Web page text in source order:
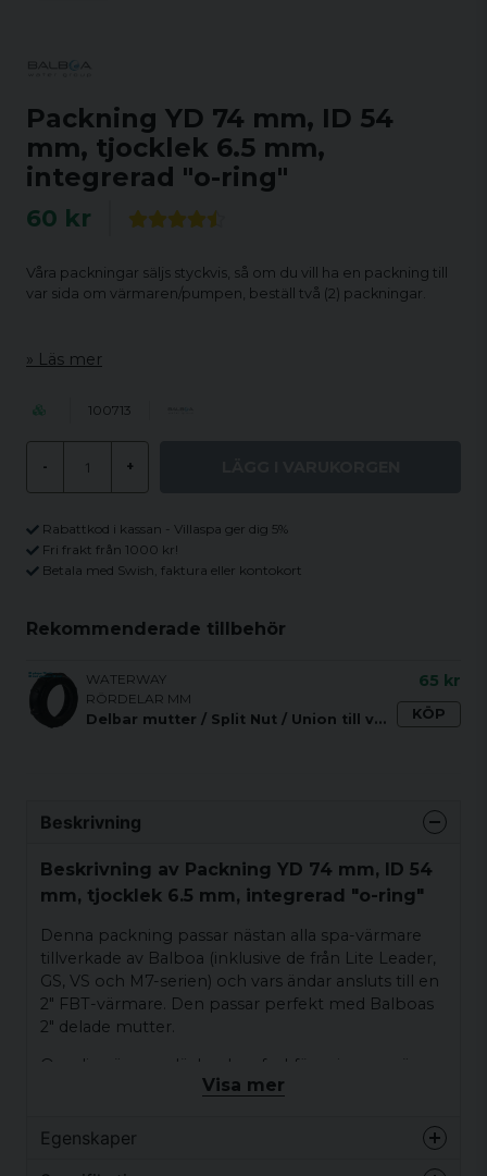
Packning YD 74 mm, ID 54
mm, tjocklek 6.5 mm,
integrerad "o-ring"
60 kr
Våra packningar säljs styckvis, så om du vill ha en packning till
var sida om värmaren/pumpen, beställ två (2) packningar.
Läs mer
100713
- +
Rabattkod i kassan - Villaspa ger dig 5%
Fri frakt från 1000 kr!
Betala med Swish, faktura eller kontokort
Rekommenderade tillbehör
WATERWAY
RÖRDELAR MM
Delbar mutter / Split Nut / Union till värmare mm
65 kr
KÖP
Beskrivning
Beskrivning av Packning YD 74 mm, ID 54
mm, tjocklek 6.5 mm, integrerad "o-ring"
Denna packning passar nästan alla spa-värmare
tillverkade av Balboa (inklusive de från Lite Leader,
GS, VS och M7-serien) och vars ändar ansluts till en
2" FBT-värmare. Den passar perfekt med Balboas
2" delade mutter.
Om din värmare läcker hos fackföreningarna är
chansen stor att du behöver byta ut dessa
Mått
Visa mer
Egenskaper